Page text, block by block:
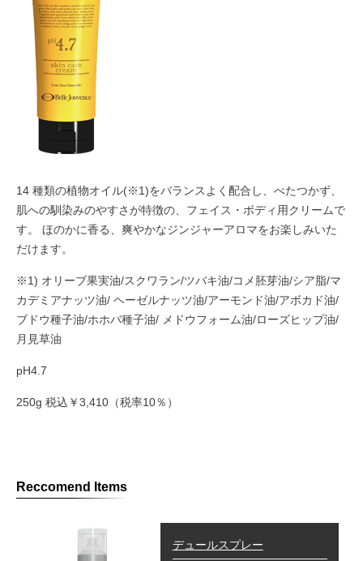
14 種類の植物オイル(※1)をバランスよく配合し、べたつかず、
肌への馴染みのやすさが特徴の、フェイス・ボディ用クリームで
す。
ほのかに香る、爽やかなジンジャーアロマをお楽しみいた
だけます。
※1) オリーブ果実油/スクワラン/ツバキ油/コメ胚芽油/シア脂/マ
カデミアナッツ油/ ヘーゼルナッツ油/アーモンド油/アボカド油/
ブドウ種子油/ホホバ種子油/ メドウフォーム油/ローズヒップ油/
月見草油
pH4.7
250g 税込￥3,410（税率10％）
Reccomend Items
デュールスプレー